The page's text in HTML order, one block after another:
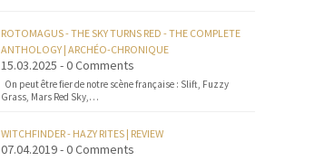
ROTOMAGUS - THE SKY TURNS RED - THE COMPLETE
ANTHOLOGY | ARCHÉO-CHRONIQUE
15.03.2025 - 0 Comments
On peut être fier de notre scène française : Slift, Fuzzy
Grass, Mars Red Sky,…
WITCHFINDER - HAZY RITES | REVIEW
07.04.2019 - 0 Comments